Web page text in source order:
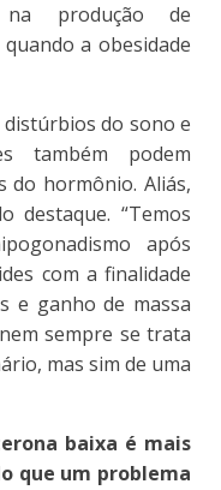
produção de
a obesidade
do sono e
também podem
do hormônio. Aliás,
destaque. “Temos
após
com a finalidade
e ganho de massa
sempre se trata
mas sim de uma
baixa é mais
que um problema